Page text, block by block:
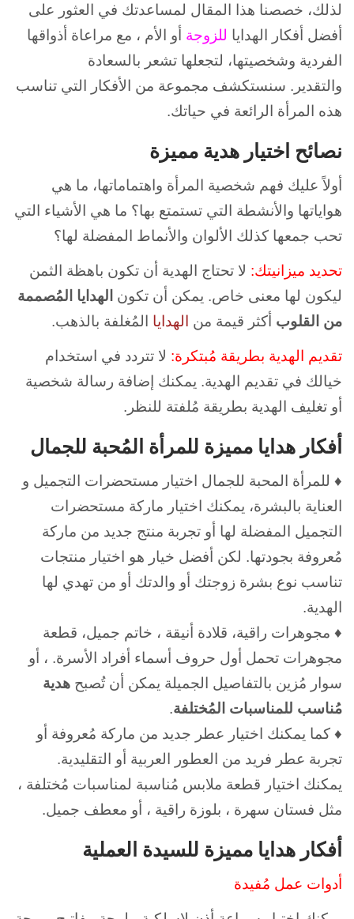
لذلك، خصصنا هذا المقال لمساعدتك في العثور على
أفضل أفكار الهدايا للزوجة أو الأم ، مع مراعاة أذواقها
الفردية وشخصيتها، لتجعلها تشعر بالسعادة
والتقدير. سنستكشف مجموعة من الأفكار التي تناسب
هذه المرأة الرائعة في حياتك.
نصائح اختيار هدية مميزة
أولاً عليك فهم شخصية المرأة واهتماماتها، ما هي
هواياتها والأنشطة التي تستمتع بها؟ ما هي الأشياء التي
تحب جمعها كذلك الألوان والأنماط المفضلة لها؟
تحديد ميزانيتك: لا تحتاج الهدية أن تكون باهظة الثمن
ليكون لها معنى خاص. يمكن أن تكون الهدايا المُصممة
من القلوب أكثر قيمة من الهدايا المُغلفة بالذهب.
تقديم الهدية بطريقة مُبتكرة: لا تتردد في استخدام
خيالك في تقديم الهدية. يمكنك إضافة رسالة شخصية
أو تغليف الهدية بطريقة مُلفتة للنظر.
أفكار هدايا مميزة للمرأة المُحبة للجمال
♦ للمرأة المحبة للجمال اختيار مستحضرات التجميل و
العناية بالبشرة، يمكنك اختيار ماركة مستحضرات
التجميل المفضلة لها أو تجربة منتج جديد من ماركة
مُعروفة بجودتها. لكن أفضل خيار هو اختيار منتجات
تناسب نوع بشرة زوجتك أو والدتك أو من تهدي لها
الهدية.
♦ مجوهرات راقية، قلادة أنيقة ، خاتم جميل، قطعة
مجوهرات تحمل أول حروف أسماء أفراد الأسرة. ، أو
سوار مُزين بالتفاصيل الجميلة يمكن أن تُصبح هدية
مُناسب للمناسبات المُختلفة.
♦ كما يمكنك اختيار عطر جديد من ماركة مُعروفة أو
تجربة عطر فريد من العطور العربية أو التقليدية.
يمكنك اختيار قطعة ملابس مُناسبة لمناسبات مُختلفة ،
مثل فستان سهرة ، بلوزة راقية ، أو معطف جميل.
أفكار هدايا مميزة للسيدة العملية
أدوات عمل مُفيدة